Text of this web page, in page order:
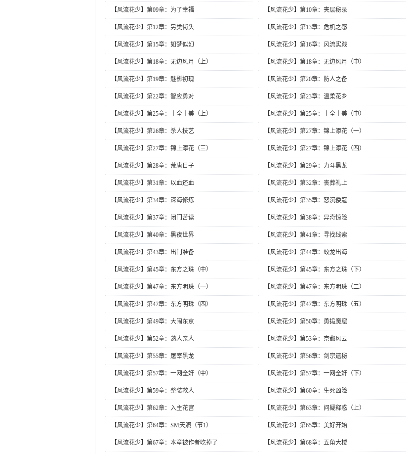
【风流花少】第09章：为了幸福 【风流花少】第10章：夹层秘录
【风流花少】第12章：另类街头 【风流花少】第13章：危机之感
【风流花少】第15章：如梦似幻 【风流花少】第16章：风流实践
【风流花少】第18章：无边风月（上） 【风流花少】第18章：无边风月（中）
【风流花少】第19章：魅影初现 【风流花少】第20章：防人之备
【风流花少】第22章：智应勇对 【风流花少】第23章：温柔花乡
【风流花少】第25章：十全十美（上） 【风流花少】第25章：十全十美（中）
【风流花少】第26章：杀人技艺 【风流花少】第27章：锦上添花（一）
【风流花少】第27章：锦上添花（三） 【风流花少】第27章：锦上添花（四）
【风流花少】第28章：荒唐日子 【风流花少】第29章：力斗黑龙
【风流花少】第31章：以血还血 【风流花少】第32章：丧葬礼上
【风流花少】第34章：深海修炼 【风流花少】第35章：怒沉倭寇
【风流花少】第37章：闭门苦读 【风流花少】第38章：异奇惊险
【风流花少】第40章：黑夜世界 【风流花少】第41章：寻找线索
【风流花少】第43章：出门准备 【风流花少】第44章：蛟龙出海
【风流花少】第45章：东方之珠（中） 【风流花少】第45章：东方之珠（下）
【风流花少】第47章：东方明珠（一） 【风流花少】第47章：东方明珠（二）
【风流花少】第47章：东方明珠（四） 【风流花少】第47章：东方明珠（五）
【风流花少】第49章：大闹东京 【风流花少】第50章：勇捣魔窟
【风流花少】第52章：熟人亲人 【风流花少】第53章：京都风云
【风流花少】第55章：屠宰黑龙 【风流花少】第56章：剑宗遗秘
【风流花少】第57章：一网全奸（中） 【风流花少】第57章：一网全奸（下）
【风流花少】第59章：整装救人 【风流花少】第60章：生死凶险
【风流花少】第62章：入主花宫 【风流花少】第63章：问疑释惑（上）
【风流花少】第64章：SM天照（节1） 【风流花少】第65章：美好开始
【风流花少】第67章：本章被作者吃掉了 【风流花少】第68章：五角大楼